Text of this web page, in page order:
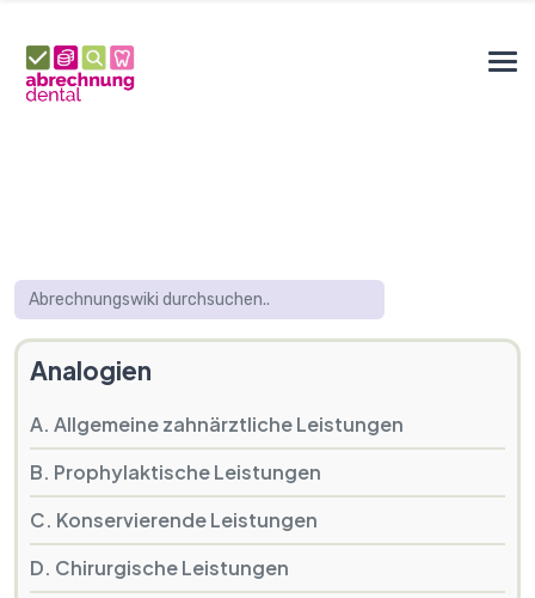
Analogien
A. Allgemeine zahnärztliche Leistungen
B. Prophylaktische Leistungen
C. Konservierende Leistungen
D. Chirurgische Leistungen